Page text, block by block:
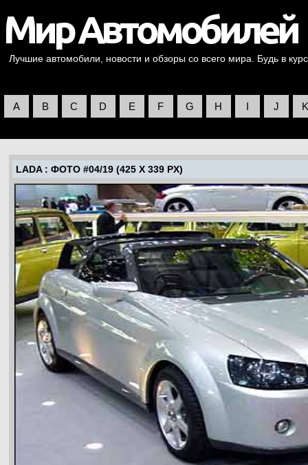
Лучшие автомобили, новости и обзоры со всего мира. Будь в
A B C D E F G H I J K
LADA: ФОТО #04/19 (425 X 339 PX)